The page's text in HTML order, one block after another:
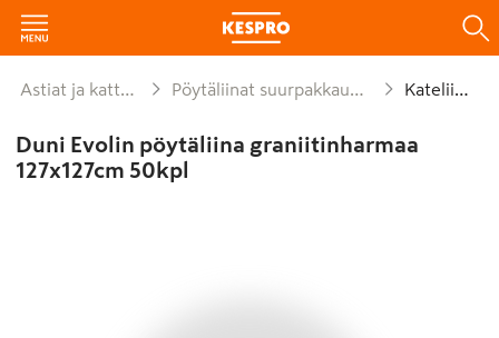
Astiat ja kattaus Pöytäliinat suurpakkaukset Kateliinat
Duni Evolin pöytäliina graniitinharmaa
127x127cm 50kpl